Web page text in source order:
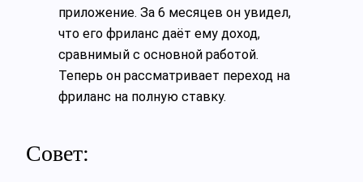
приложение. За 6 месяцев он увидел,
что его фриланс даёт ему доход,
сравнимый с основной работой.
Теперь он рассматривает переход на
фриланс на полную ставку.
Совет: